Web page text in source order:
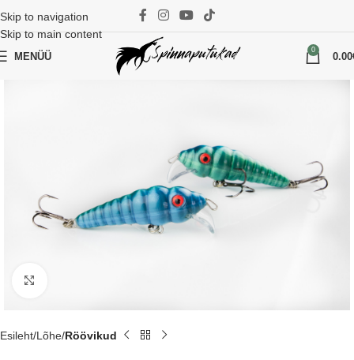
Skip to navigation
Skip to main content
MENÜÜ
0
0.00
Esileht Lõhe Röövikud